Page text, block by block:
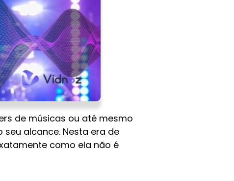
de músicas ou até mesmo
alcance. Nesta era de
como ela não é